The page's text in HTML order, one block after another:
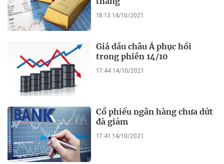
18:13 14/10/2021
Giá dầu châu Á phục hồi
trong phiên 14/10
17:44 14/10/2021
Cổ phiếu ngân hàng chưa dứt
đà giảm
17:41 14/10/2021